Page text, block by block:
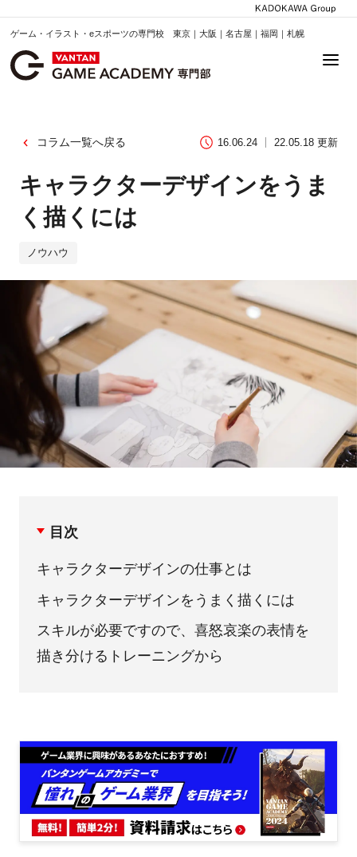
ゲーム・イラスト・eスポーツの専門校 東京｜大阪｜名古屋｜福岡｜札幌
コラム一覧へ戻る 16.06.24 22.05.18 更新
キャラクターデザインをうま
く描くには
ノウハウ
目次
キャラクターデザインの仕事とは
キャラクターデザインをうまく描くには
スキルが必要ですので、喜怒哀楽の表情を
描き分けるトレーニングから